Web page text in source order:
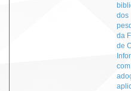
dos
da
de